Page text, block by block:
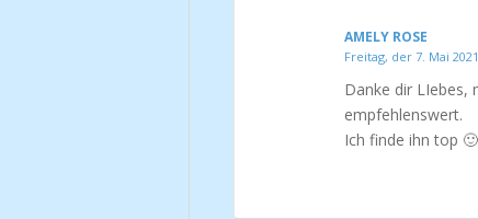
AMELY ROSE
Freitag, der 7. Mai
Danke dir LIebes,
empfehlenswert.
Ich finde ihn top 🙂